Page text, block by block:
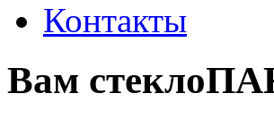
Контакты
Вам